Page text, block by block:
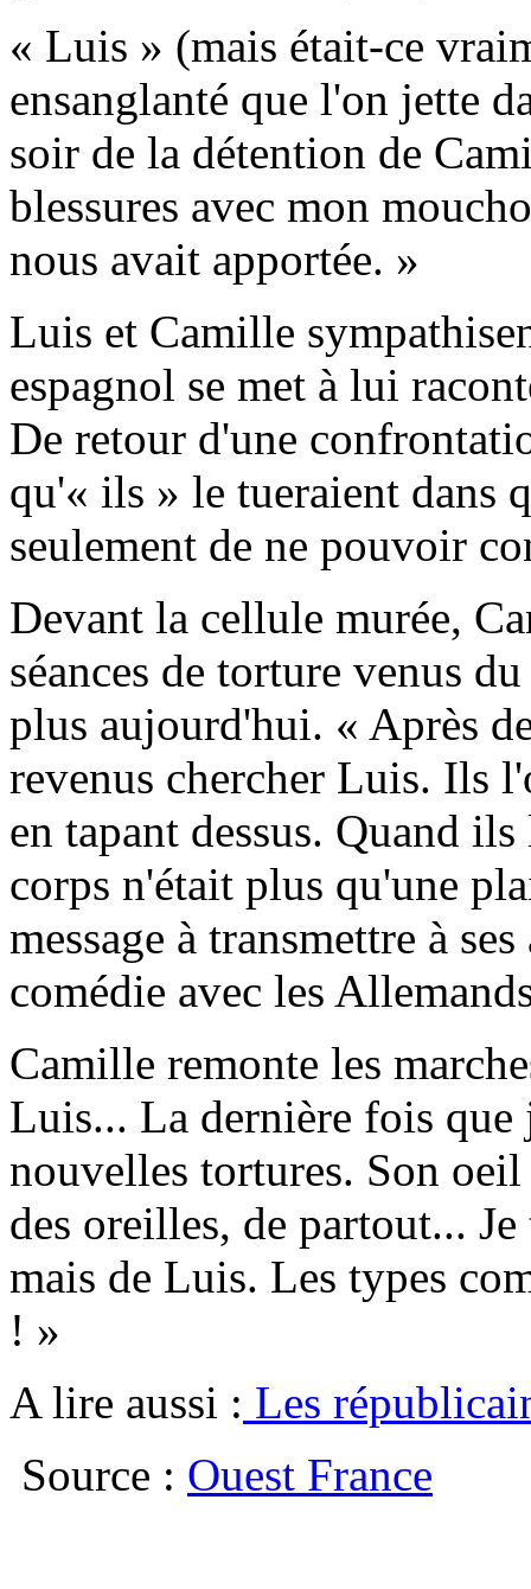
« Luis » (mais était-ce
ensanglanté que l'on jette
soir de la détention de
blessures avec mon
nous avait apportée. »
Luis et Camille
espagnol se met à lui
De retour d'une
qu'« ils » le tueraient dans
seulement de ne pouvoir
Devant la cellule murée,
séances de torture venus
plus aujourd'hui. « Après
revenus chercher Luis. Ils
en tapant dessus. Quand
corps n'était plus qu'une
message à transmettre à
comédie avec les
Camille remonte les
Luis... La dernière fois
nouvelles tortures. Son
des oreilles, de partout...
mais de Luis. Les types
! »
A lire aussi : Les
Source : Ouest France